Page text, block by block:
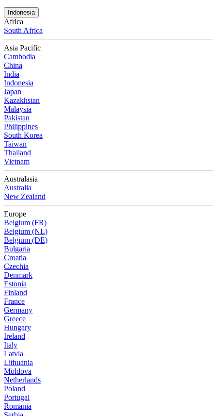
Indonesia
Africa
South Africa
Asia Pacific
Cambodia
China
India
Indonesia
Japan
Kazakhstan
Malaysia
Pakistan
Philippines
South Korea
Taiwan
Thailand
Vietnam
Australasia
Australia
New Zealand
Europe
Belgium (FR)
Belgium (NL)
Belgium (DE)
Bulgaria
Croatia
Czechia
Denmark
Estonia
Finland
France
Germany
Greece
Hungary
Ireland
Italy
Latvia
Lithuania
Moldova
Netherlands
Poland
Portugal
Romania